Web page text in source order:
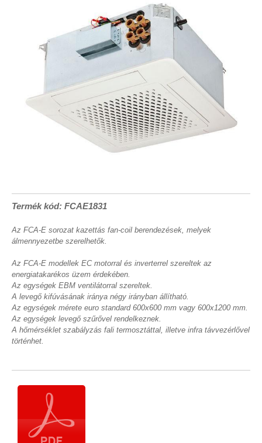
Termék kód: FCAE1831
Az FCA-E sorozat kazettás fan-coil berendezések, melyek
álmennyezetbe szerelhetők.
Az FCA-E modellek EC motorral és inverterrel szereltek az
energiatakarékos üzem érdekében.
Az egységek EBM ventilátorral szereltek.
A levegő kifúvásának iránya négy irányban állítható.
Az egységek mérete euro standard 600x600 mm vagy 600x1200 mm.
Az egységek levegő szűrővel rendelkeznek.
A hőmérséklet szabályzás fali termosztáttal, illetve infra távvezérlővel
történhet.